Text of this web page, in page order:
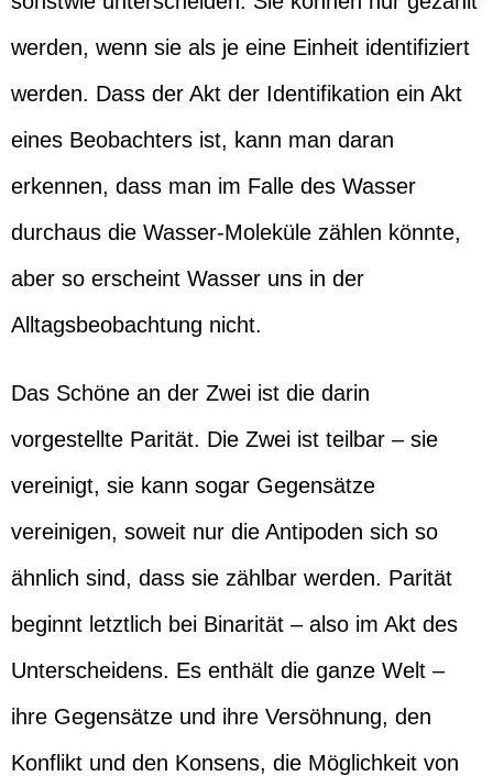
werden, wenn sie als je eine Einheit identifiziert
werden. Dass der Akt der Identifikation ein Akt
eines Beobachters ist, kann man daran
erkennen, dass man im Falle des Wasser
durchaus die Wasser-Moleküle zählen könnte,
aber so erscheint Wasser uns in der
Alltagsbeobachtung nicht.
Das Schöne an der Zwei ist die darin
vorgestellte Parität. Die Zwei ist teilbar – sie
vereinigt, sie kann sogar Gegensätze
vereinigen, soweit nur die Antipoden sich so
ähnlich sind, dass sie zählbar werden. Parität
beginnt letztlich bei Binarität – also im Akt des
Unterscheidens. Es enthält die ganze Welt –
ihre Gegensätze und ihre Versöhnung, den
Konflikt und den Konsens, die Möglichkeit von